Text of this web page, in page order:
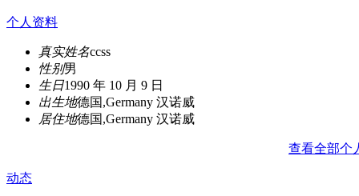
个人资料
真实姓名ccss
性别男
生日1990 年 10 月 9 日
出生地德国,Germany 汉诺威
居住地德国,Germany 汉诺威
查看全部个
动态